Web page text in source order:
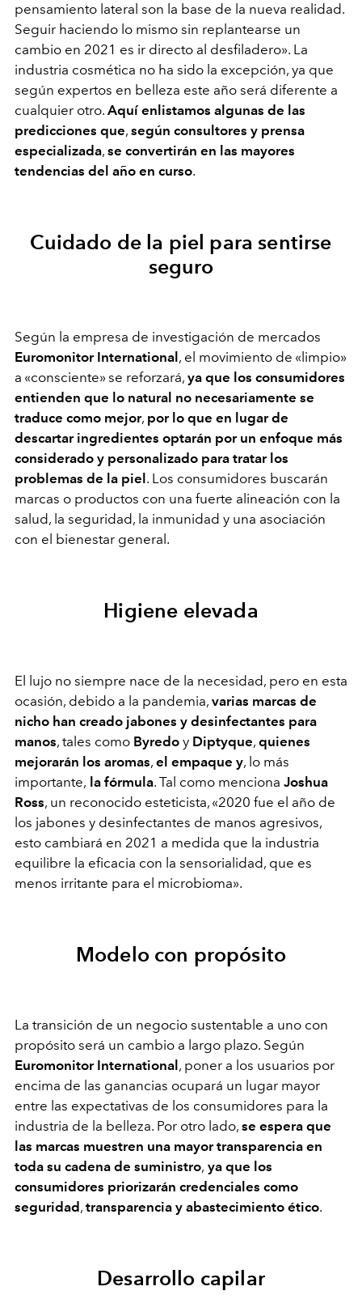
pensamiento lateral son la base de la nueva realidad.
Seguir haciendo lo mismo sin replantearse un
cambio en 2021 es ir directo al desfiladero». La
industria cosmética no ha sido la excepción, ya que
según expertos en belleza este año será diferente a
cualquier otro. Aquí enlistamos algunas de las
predicciones que, según consultores y prensa
especializada, se convertirán en las mayores
tendencias del año en curso.
Cuidado de la piel para sentirse
seguro
Según la empresa de investigación de mercados
Euromonitor International , el movimiento de «limpio»
a «consciente» se reforzará, ya que los consumidores
entienden que lo natural no necesariamente se
traduce como mejor, por lo que en lugar de
descartar ingredientes optarán por un enfoque más
considerado y personalizado para tratar los
problemas de la piel . Los consumidores buscarán
marcas o productos con una fuerte alineación con la
salud, la seguridad, la inmunidad y una asociación
con el bienestar general.
Higiene elevada
El lujo no siempre nace de la necesidad, pero en esta
ocasión, debido a la pandemia, varias marcas de
nicho han creado jabones y desinfectantes para
manos, tales como Byredo y Diptyque, quienes
mejorarán los aromas, el empaque y, lo más
importante, la fórmula. Tal como menciona Joshua
Ross, un reconocido esteticista, «2020 fue el año de
los jabones y desinfectantes de manos agresivos,
esto cambiará en 2021 a medida que la industria
equilibre la eficacia con la sensorialidad, que es
menos irritante para el microbioma».
Modelo con propósito
La transición de un negocio sustentable a uno con
propósito será un cambio a largo plazo. Según
Euromonitor International , poner a los usuarios por
encima de las ganancias ocupará un lugar mayor
entre las expectativas de los consumidores para la
industria de la belleza. Por otro lado, se espera que
las marcas muestren una mayor transparencia en
toda su cadena de suministro, ya que los
consumidores priorizarán credenciales como
seguridad , transparencia y abastecimiento ético.
Desarrollo capilar